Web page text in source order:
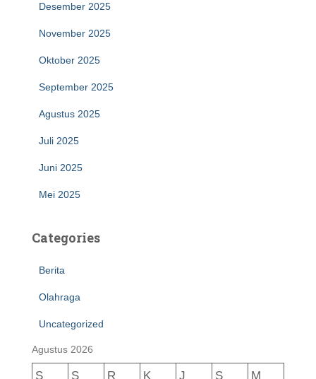
Desember 2025
November 2025
Oktober 2025
September 2025
Agustus 2025
Juli 2025
Juni 2025
Mei 2025
Categories
Berita
Olahraga
Uncategorized
Agustus 2026
S S R K J S M